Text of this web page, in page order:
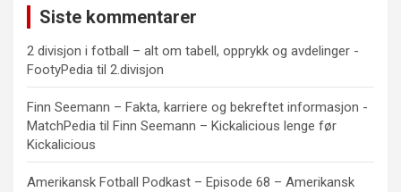
Siste kommentarer
2 divisjon i fotball – alt om tabell, opprykk og avdelinger -
FootyPedia til 2.divisjon
Finn Seemann – Fakta, karriere og bekreftet informasjon -
MatchPedia til Finn Seemann – Kickalicious lenge før
Kickalicious
Amerikansk Fotball Podkast – Episode 68 – Amerikansk